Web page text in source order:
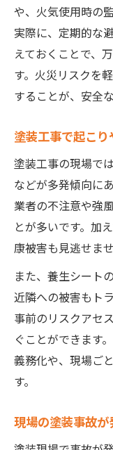
や、火気使用時の
実際に、定期的な
えておくことで、
す。火災リスクを
することが、安全
塗装工事で起こ
塗装工事の現場で
などが多発傾向に
業者の不注意や強
とが多いです。加
康被害も見逃せませ
また、養生シート
近隣への被害もト
事前のリスクアセ
ぐことができます
義務化や、現場ご
す。
現場の塗装事故